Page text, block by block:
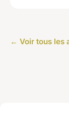
← Voir tous les